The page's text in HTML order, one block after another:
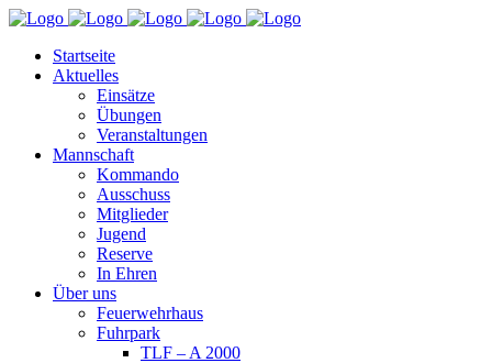
Startseite
Aktuelles
Einsätze
Übungen
Veranstaltungen
Mannschaft
Kommando
Ausschuss
Mitglieder
Jugend
Reserve
In Ehren
Über uns
Feuerwehrhaus
Fuhrpark
TLF – A 2000